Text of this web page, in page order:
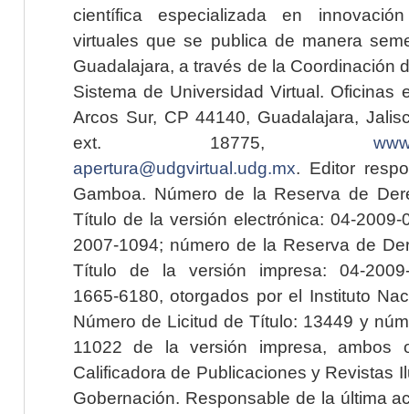
científica especializada en
virtuales que se publica de manera
Guadalajara, a través de la Coordinación
Sistema de Universidad Virtual. Oficinas
Arcos Sur, CP 44140, Guadalajara,
ext. 18775,
apertura@udgvirtual.udg.mx. Editor
Gamboa. Número de la Reserva de
Título de la versión electrónica: 04-2009-
2007-1094; número de la Reserva de
Título de la versión impresa: 04-2009-
1665-6180, otorgados por el Instituto
Número de Licitud de Título: 13449 y
11022 de la versión impresa, ambos
Calificadora de Publicaciones y Revistas
Gobernación. Responsable de la última